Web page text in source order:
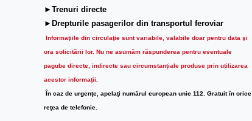
►Trenuri directe
►Drepturile pasagerilor din transportul feroviar
Informaţiile din circulaţie sunt variabile, valabile doar pentru data şi
ora solicitării lor. Nu ne asumăm răspunderea pentru eventuale
pagube directe, indirecte sau circumstanțiale produse prin utilizarea
acestor informații.
În caz de urgenţe, apelaţi numărul european unic 112. Gratuit în orice
reţea de telefonie.